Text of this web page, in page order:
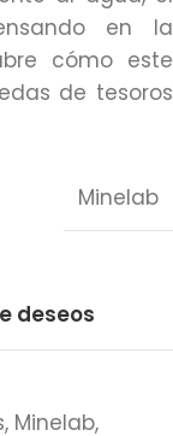
en la
cómo este
de tesoros
Minelab
deseos
, Minelab,